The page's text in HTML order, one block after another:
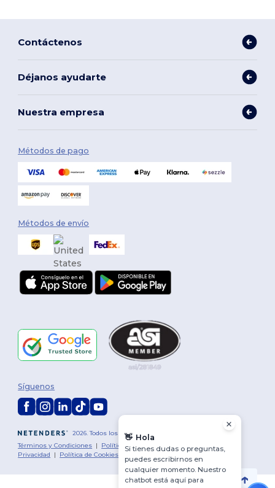
Contáctenos
Déjanos ayudarte
Nuestra empresa
Métodos de pago
Métodos de envío
2026. Todos los derechos reservados
Términos y Condiciones | Política de personalización
Política de
Privacidad | Política de Cookies
Síguenos
👋 Hola
Si tienes dudas o preguntas,
puedes escribirnos en
cualquier momento. Nuestro
chatbot está aquí para